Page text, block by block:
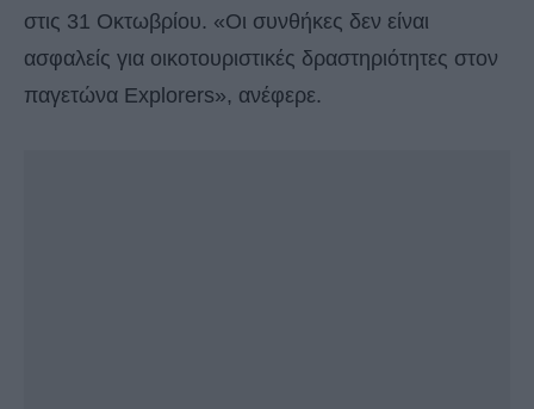
στις 31 Οκτωβρίου. «Οι συνθήκες δεν είναι
ασφαλείς για οικοτουριστικές δραστηριότητες στον
παγετώνα Explorers», ανέφερε.